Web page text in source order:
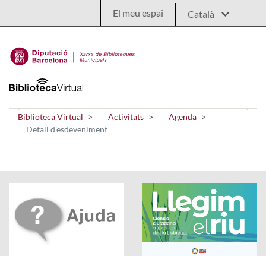
El meu espai
Biblioteca Virtual Activitats
Agenda
Detall d'esdeveniment